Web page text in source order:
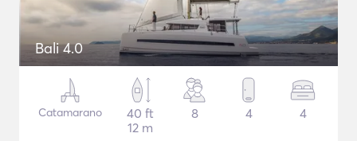
Bali 4.0
Catamarano
40 ft
12 m
8 4 4